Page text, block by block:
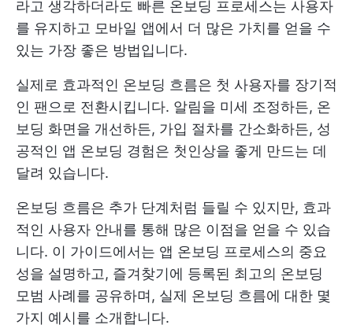
라고 생각하더라도 빠른 온보딩 프로세스는 사용자
를 유지하고 모바일 앱에서 더 많은 가치를 얻을 수
있는 가장 좋은 방법입니다.
실제로 효과적인 온보딩 흐름은 첫 사용자를 장기적
인 팬으로 전환시킵니다. 알림을 미세 조정하든, 온
보딩 화면을 개선하든, 가입 절차를 간소화하든, 성
공적인 앱 온보딩 경험은 첫인상을 좋게 만드는 데
달려 있습니다.
온보딩 흐름은 추가 단계처럼 들릴 수 있지만, 효과
적인 사용자 안내를 통해 많은 이점을 얻을 수 있습
니다. 이 가이드에서는 앱 온보딩 프로세스의 중요
성을 설명하고, 즐겨찾기에 등록된 최고의 온보딩
모범 사례를 공유하며, 실제 온보딩 흐름에 대한 몇
가지 예시를 소개합니다.